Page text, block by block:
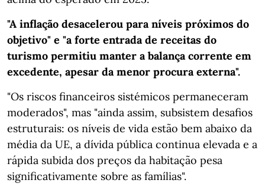
"A inflação desacelerou para níveis próximos do
objetivo" e "a forte entrada de receitas do
turismo permitiu manter a balança corrente em
excedente, apesar da menor procura externa".
"Os riscos financeiros sistémicos permaneceram
moderados", mas "ainda assim, subsistem desafios
estruturais: os níveis de vida estão bem abaixo da
média da UE, a dívida pública continua elevada e a
rápida subida dos preços da habitação pesa
significativamente sobre as famílias".